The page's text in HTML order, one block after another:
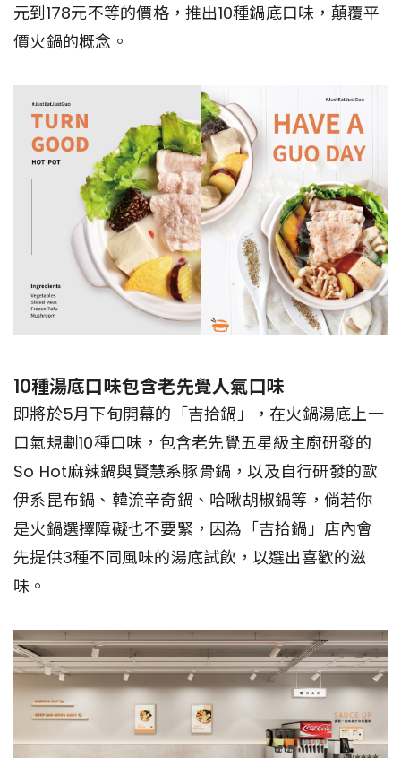
元到178元不等的價格，推出10種鍋底口味，顛覆平
價火鍋的概念。
10種湯底口味包含老先覺人氣口味
即將於5月下旬開幕的「吉拾鍋」，在火鍋湯底上一
口氣規劃10種口味，包含老先覺五星級主廚研發的
So Hot麻辣鍋與賢慧系豚骨鍋，以及自行研發的歐
伊系昆布鍋、韓流辛奇鍋、哈啾胡椒鍋等，倘若你
是火鍋選擇障礙也不要緊，因為「吉拾鍋」店內會
先提供3種不同風味的湯底試飲，以選出喜歡的滋
味。